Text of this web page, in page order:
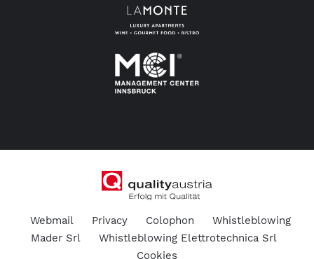
Webmail Privacy Colophon
Whistleblowing
Mader Srl
Whistleblowing Elettrotechnica Srl
Cookies